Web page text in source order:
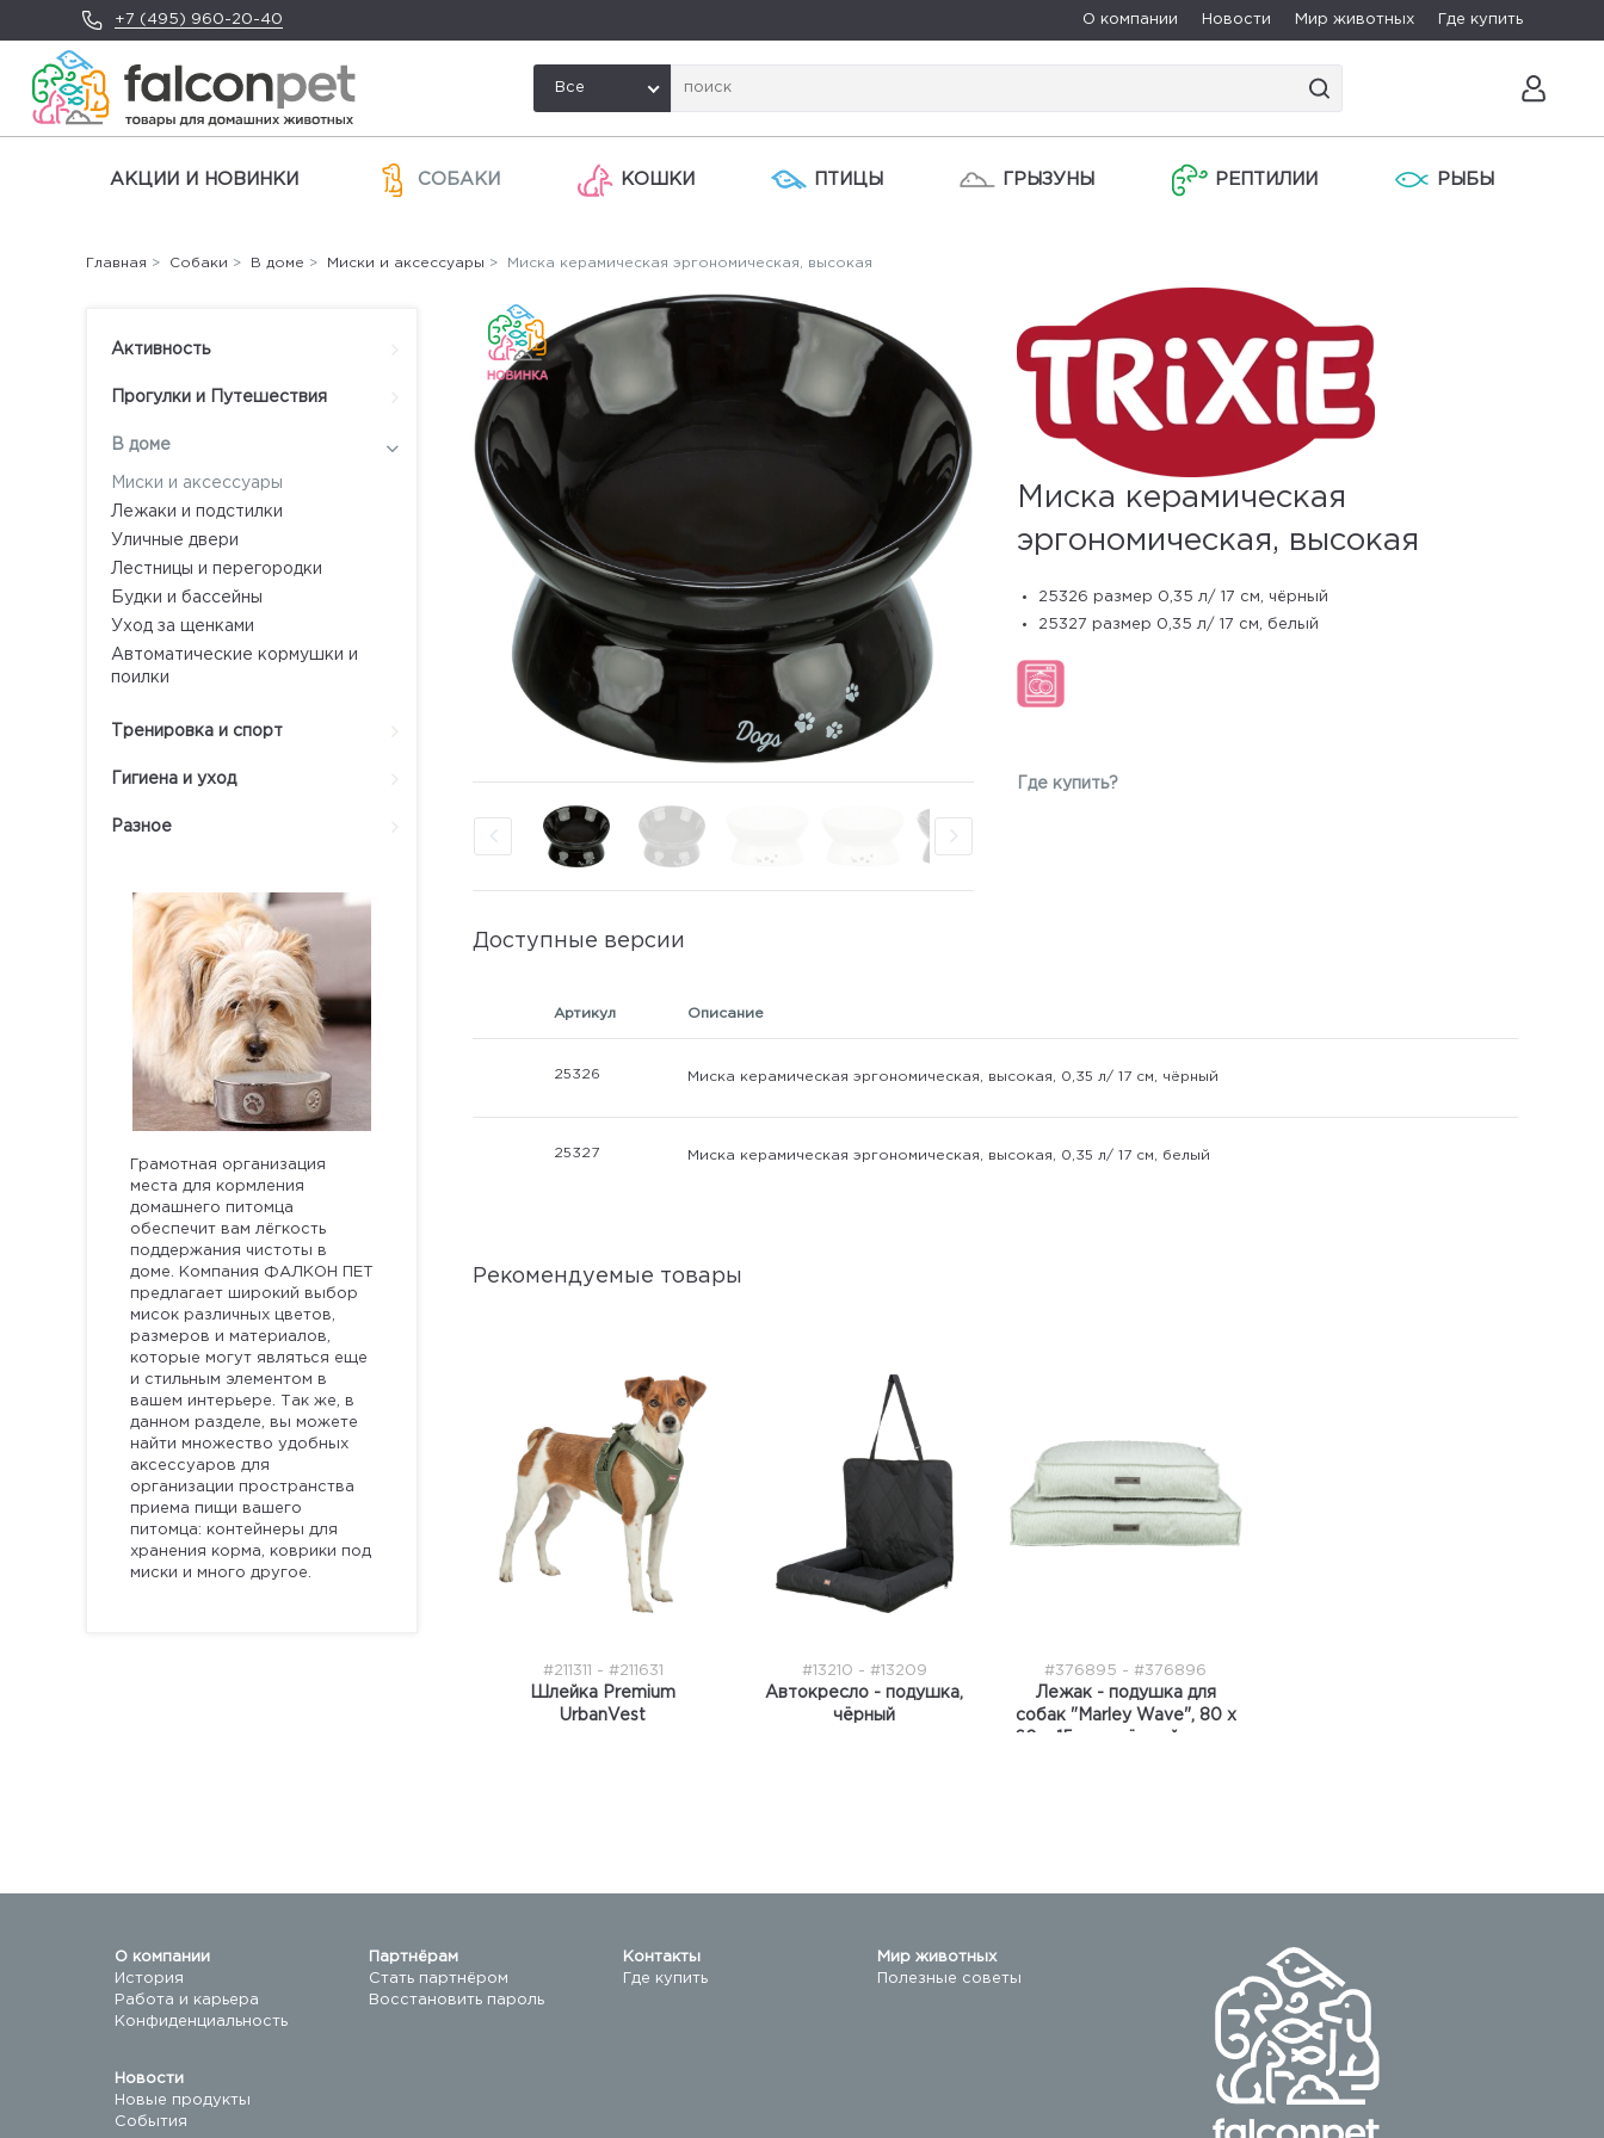
+7 (495) 960-20-40 О компании Новости Мир животных Где купить
Все
АКЦИИ И НОВИНКИ СОБАКИ КОШКИ ПТИЦЫ ГРЫЗУНЫ РЕПТИЛИИ РЫБЫ
Активность
Прогулки и Путешествия
В доме
Миски и аксессуары
Лежаки и подстилки
Уличные двери
Лестницы и перегородки
Будки и бассейны
Уход за щенками
Автоматические кормушки и
поилки
Тренировка и спорт
Гигиена и уход
Разное
Грамотная организация
места для кормления
домашнего питомца
обеспечит вам лёгкость
поддержания чистоты в
доме. Компания ФАЛКОН ПЕТ
предлагает широкий выбор
мисок различных цветов,
размеров и материалов,
которые могут являться еще
и стильным элементом в
вашем интерьере. Так же, в
данном разделе, вы можете
найти множество удобных
аксессуаров для
организации пространства
приема пищи вашего
питомца: контейнеры для
хранения корма, коврики под
миски и много другое.
Главная > Собаки > В доме > Миски и аксессуары > Миска керамическая эргономическая, высокая
Миска керамическая
эргономическая, высокая
25326 размер 0,35 л/ 17 см, чёрный
25327 размер 0,35 л/ 17 см, белый
Где купить?
Доступные версии
Артикул Описание
25326 Миска керамическая эргономическая, высокая, 0,35 л/ 17 см, чёрный
25327 Миска керамическая эргономическая, высокая, 0,35 л/ 17 см, белый
Рекомендуемые товары
#211311 - #211631
Шлейка Premium
UrbanVest
#13210 - #13209
Автокресло - подушка,
чёрный
#376895 - #376896
Лежак - подушка для
собак "Marley Wave", 80 х
О компании
История
Работа и карьера
Конфиденциальность
Партнёрам
Стать партнёром
Восстановить пароль
Контакты
Где купить
Мир животных
Полезные советы
Новости
Новые продукты
События